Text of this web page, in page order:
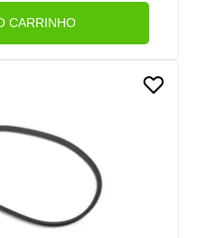
CARRINHO